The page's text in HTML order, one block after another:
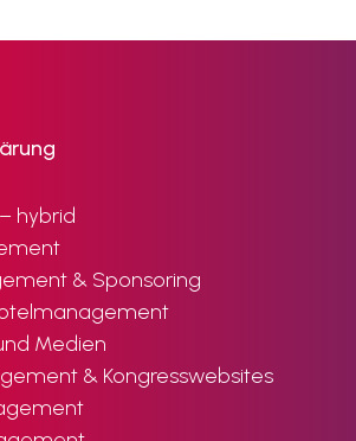
hybrid
& Sponsoring
Medien
& Kongresswebsites